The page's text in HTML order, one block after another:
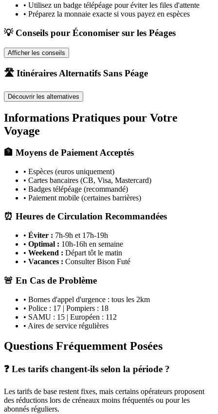
• Utilisez un badge télépéage pour éviter les files d'attente
• Préparez la monnaie exacte si vous payez en espèces
💡 Conseils pour Économiser sur les Péages
Afficher les conseils
🛣️ Itinéraires Alternatifs Sans Péage
Découvrir les alternatives
Informations Pratiques pour Votre
Voyage
🏦 Moyens de Paiement Acceptés
• Espèces (euros uniquement)
• Cartes bancaires (CB, Visa, Mastercard)
• Badges télépéage (recommandé)
• Paiement mobile (certaines barrières)
⏰ Heures de Circulation Recommandées
• Éviter : 7h-9h et 17h-19h
• Optimal : 10h-16h en semaine
• Weekend : Départ tôt le matin
• Vacances : Consulter Bison Futé
🚨 En Cas de Problème
• Bornes d'appel d'urgence : tous les 2km
• Police : 17 | Pompiers : 18
• SAMU : 15 | Européen : 112
• Aires de service régulières
Questions Fréquemment Posées
❓ Les tarifs changent-ils selon la période ?
Les tarifs de base restent fixes, mais certains opérateurs proposent
des réductions lors de créneaux moins fréquentés ou pour les
abonnés réguliers.